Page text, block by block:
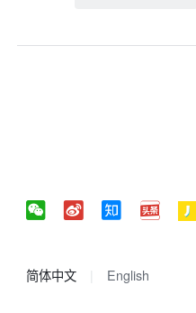
简体中文 English